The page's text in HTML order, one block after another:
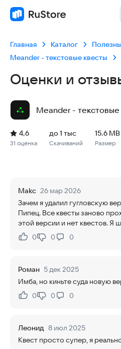
Главная Каталог
Meander - текстовые квесты
Оценки и
Meander - текстовые
Рейтинг: 4,6, 31 оценка
Скачиваний: до 1 тыс
Размер файла: 15.6 MB
Возрастное
31 оценка
4,6
Скачиваний
до 1 тыс
Размер
15.6 MB
Маkс 26 мар 2026
Зачем я удалил гугловскую
Пипец. Все квесты заново
этой версии и нет квестов. Я
Нравится:
0Не нравится:
0 0
Роман 5 дек 2025
Имба, но киньте суда новую
Нравится:
0Не нравится:
0 0
Леонид 8 июл 2025
Квест просто супер, я